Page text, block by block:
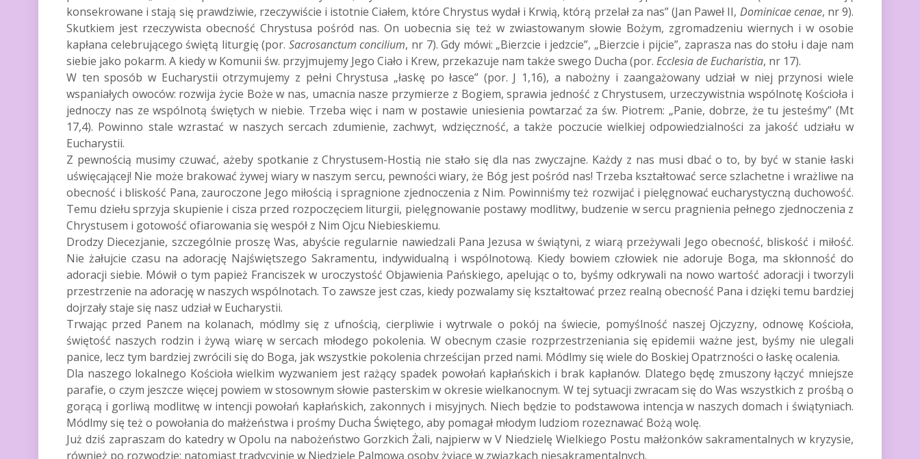
konsekrowane i stają się prawdziwie, rzeczywiście i istotnie Ciałem, które Chrystus wydał i Krwią, którą przelał za nas” (Jan Paweł II, Dominicae cenae, nr 9).
Skutkiem jest rzeczywista obecność Chrystusa pośród nas. On uobecnia się też w zwiastowanym słowie Bożym, zgromadzeniu wiernych i w osobie
kapłana celebrującego świętą liturgię (por. Sacrosanctum concilium, nr 7). Gdy mówi: „Bierzcie i jedzcie”, „Bierzcie i pijcie”, zaprasza nas do stołu i daje nam
siebie jako pokarm. A kiedy w Komunii św. przyjmujemy Jego Ciało i Krew, przekazuje nam także swego Ducha (por. Ecclesia de Eucharistia, nr 17).
W ten sposób w Eucharystii otrzymujemy z pełni Chrystusa „łaskę po łasce” (por. J 1,16), a nabożny i zaangażowany udział w niej przynosi wiele
wspaniałych owoców: rozwija życie Boże w nas, umacnia nasze przymierze z Bogiem, sprawia jedność z Chrystusem, urzeczywistnia wspólnotę Kościoła i
jednoczy nas ze wspólnotą świętych w niebie. Trzeba więc i nam w postawie uniesienia powtarzać za św. Piotrem: „Panie, dobrze, że tu jesteśmy” (Mt
17,4). Powinno stale wzrastać w naszych sercach zdumienie, zachwyt, wdzięczność, a także poczucie wielkiej odpowiedzialności za jakość udziału w
Eucharystii.
Z pewnością musimy czuwać, ażeby spotkanie z Chrystusem-Hostią nie stało się dla nas zwyczajne. Każdy z nas musi dbać o to, by być w stanie łaski
uświęcającej! Nie może brakować żywej wiary w naszym sercu, pewności wiary, że Bóg jest pośród nas! Trzeba kształtować serce szlachetne i wrażliwe na
obecność i bliskość Pana, zauroczone Jego miłością i spragnione zjednoczenia z Nim. Powinniśmy też rozwijać i pielęgnować eucharystyczną duchowość.
Temu dziełu sprzyja skupienie i cisza przed rozpoczęciem liturgii, pielęgnowanie postawy modlitwy, budzenie w sercu pragnienia pełnego zjednoczenia z
Chrystusem i gotowość ofiarowania się wespół z Nim Ojcu Niebieskiemu.
Drodzy Diecezjanie, szczególnie proszę Was, abyście regularnie nawiedzali Pana Jezusa w świątyni, z wiarą przeżywali Jego obecność, bliskość i miłość.
Nie żałujcie czasu na adorację Najświętszego Sakramentu, indywidualną i wspólnotową. Kiedy bowiem człowiek nie adoruje Boga, ma skłonność do
adoracji siebie. Mówił o tym papież Franciszek w uroczystość Objawienia Pańskiego, apelując o to, byśmy odkrywali na nowo wartość adoracji i tworzyli
przestrzenie na adorację w naszych wspólnotach. To zawsze jest czas, kiedy pozwalamy się kształtować przez realną obecność Pana i dzięki temu bardziej
dojrzały staje się nasz udział w Eucharystii.
Trwając przed Panem na kolanach, módlmy się z ufnością, cierpliwie i wytrwale o pokój na świecie, pomyślność naszej Ojczyzny, odnowę Kościoła,
świętość naszych rodzin i żywą wiarę w sercach młodego pokolenia. W obecnym czasie rozprzestrzeniania się epidemii ważne jest, byśmy nie ulegali
panice, lecz tym bardziej zwrócili się do Boga, jak wszystkie pokolenia chrześcijan przed nami. Módlmy się wiele do Boskiej Opatrzności o łaskę ocalenia.
Dla naszego lokalnego Kościoła wielkim wyzwaniem jest rażący spadek powołań kapłańskich i brak kapłanów. Dlatego będę zmuszony łączyć mniejsze
parafie, o czym jeszcze więcej powiem w stosownym słowie pasterskim w okresie wielkanocnym. W tej sytuacji zwracam się do Was wszystkich z prośbą o
gorącą i gorliwą modlitwę w intencji powołań kapłańskich, zakonnych i misyjnych. Niech będzie to podstawowa intencja w naszych domach i świątyniach.
Módlmy się też o powołania do małżeństwa i prośmy Ducha Świętego, aby pomagał młodym ludziom rozeznawać Bożą wolę.
Już dziś zapraszam do katedry w Opolu na nabożeństwo Gorzkich Żali, najpierw w V Niedzielę Wielkiego Postu małżonków sakramentalnych w kryzysie,
również po rozwodzie; natomiast tradycyjnie w Niedzielę Palmową osoby żyjące w związkach niesakramentalnych.